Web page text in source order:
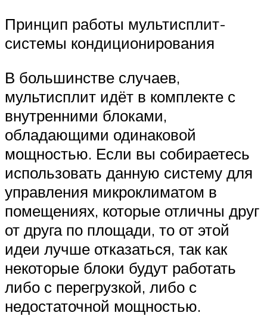
Принцип работы мультисплит-
системы кондиционирования
В большинстве случаев,
мультисплит идёт в комплекте с
внутренними блоками,
обладающими одинаковой
мощностью. Если вы собираетесь
использовать данную систему для
управления микроклиматом в
помещениях, которые отличны друг
от друга по площади, то от этой
идеи лучше отказаться, так как
некоторые блоки будут работать
либо с перегрузкой, либо с
недостаточной мощностью.